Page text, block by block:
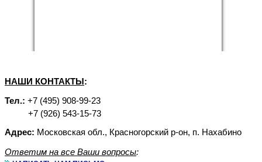
НАШИ КОНТАКТЫ:
Тел.: +7 (495) 908-99-23
+7 (926) 543-15-73
Адрес: Московская обл., Красногорский р-он, п. Нахабино
Ответим на все Ваши вопросы: